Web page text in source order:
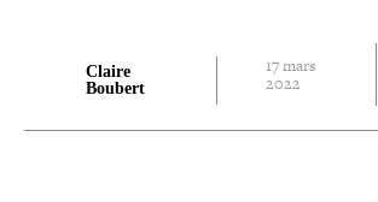
Claire
Boubert
17 mars
2022